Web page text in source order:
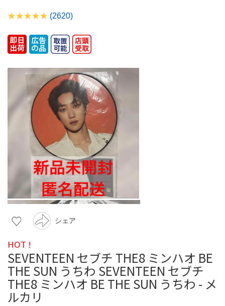
(2620)
シェア
HOT !
SEVENTEEN セブチ THE8 ミンハオ BE
THE SUN うちわ SEVENTEEN セブチ
THE8 ミンハオ BE THE SUN うちわ - メ
ルカリ